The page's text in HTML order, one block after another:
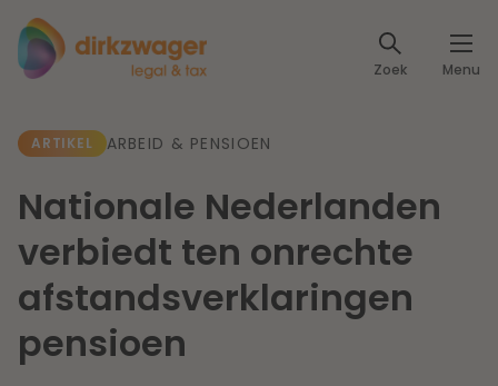
Zoek Menu
Expertises
Fiscaal
Arbeid & Pensioen
Lees meer
Artikelen
Klantcases
Events
Specialisten
Over ons
ARTIKEL ARBEID & PENSIOEN
Nationale Nederlanden
verbiedt ten onrechte
afstandsverklaringen
pensioen